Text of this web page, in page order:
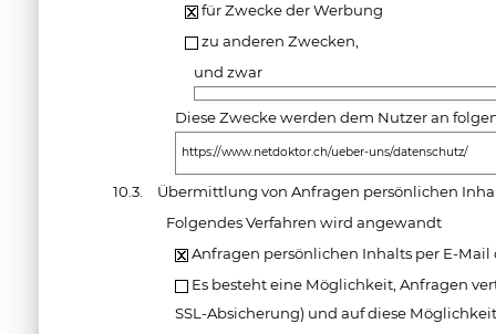
für Zwecke der Werbung
zu anderen Zwecken,
und zwar
Diese Zwecke werden dem Nutzer an
https://www.netdoktor.ch/ueber-uns/datenschutz/
10.3.
Übermittlung von Anfragen persönlichen
Folgendes Verfahren wird angewandt
Anfragen persönlichen Inhalts per E-
Es besteht eine Möglichkeit, Anfragen
SSL-Absicherung) und auf diese